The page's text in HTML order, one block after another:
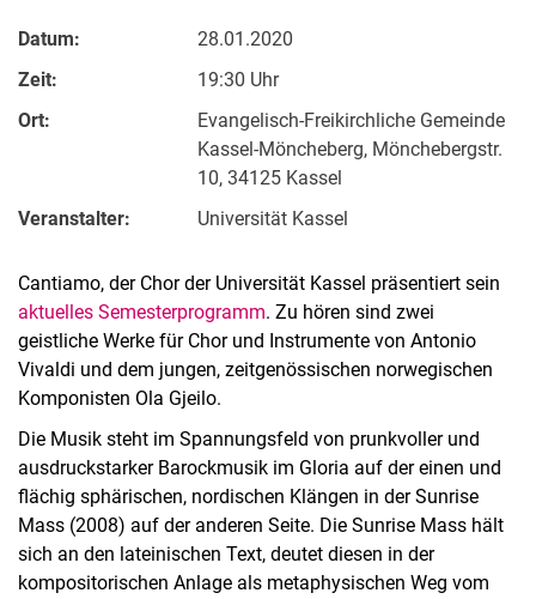
Datum:
28.01.2020
Zeit:
19:30 Uhr
Ort:
Evangelisch-Freikirchliche Gemeinde
Kassel-Möncheberg, Mönchebergstr.
10, 34125 Kassel
Veranstalter:
Universität Kassel
Cantiamo, der Chor der Universität Kassel präsentiert sein
aktuelles Semesterprogramm. Zu hören sind zwei
geistliche Werke für Chor und Instrumente von Antonio
Vivaldi und dem jungen, zeitgenössischen norwegischen
Komponisten Ola Gjeilo.
Die Musik steht im Spannungsfeld von prunkvoller und
ausdruckstarker Barockmusik im Gloria auf der einen und
flächig sphärischen, nordischen Klängen in der Sunrise
Mass (2008) auf der anderen Seite. Die Sunrise Mass hält
sich an den lateinischen Text, deutet diesen in der
kompositorischen Anlage als metaphysischen Weg vom